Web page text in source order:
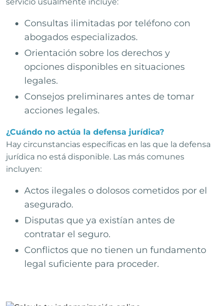
Consultas ilimitadas por teléfono con
abogados especializados.
Orientación sobre los derechos y
opciones disponibles en situaciones
legales.
Consejos preliminares antes de tomar
acciones legales.
¿Cuándo no actúa la defensa jurídica?
Hay circunstancias específicas en las que la defensa
jurídica no está disponible. Las más comunes
incluyen:
Actos ilegales o dolosos cometidos por el
asegurado.
Disputas que ya existían antes de
contratar el seguro.
Conflictos que no tienen un fundamento
legal suficiente para proceder.